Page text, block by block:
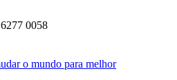
0058
o mundo para melhor